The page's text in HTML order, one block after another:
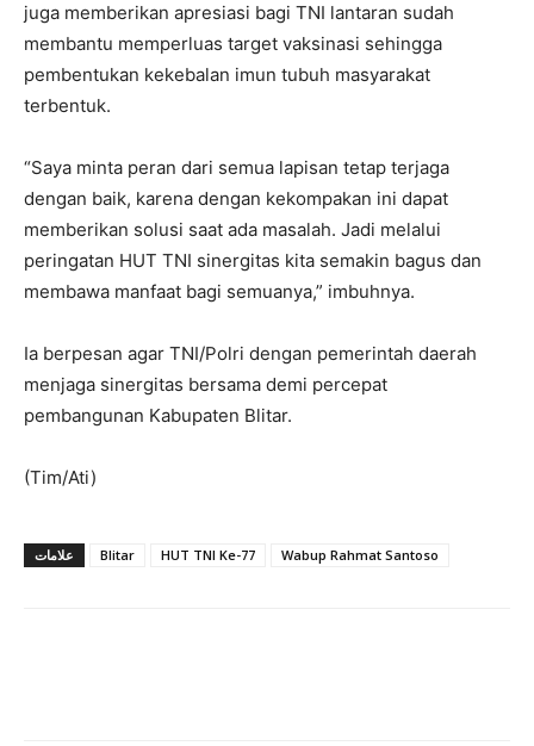
juga memberikan apresiasi bagi TNI lantaran sudah
membantu memperluas target vaksinasi sehingga
pembentukan kekebalan imun tubuh masyarakat
terbentuk.
“Saya minta peran dari semua lapisan tetap terjaga
dengan baik, karena dengan kekompakan ini dapat
memberikan solusi saat ada masalah. Jadi melalui
peringatan HUT TNI sinergitas kita semakin bagus dan
membawa manfaat bagi semuanya,” imbuhnya.
Ia berpesan agar TNI/Polri dengan pemerintah daerah
menjaga sinergitas bersama demi percepat
pembangunan Kabupaten Blitar.
(Tim/Ati)
علامات Blitar HUT TNI Ke-77 Wabup Rahmat Santoso